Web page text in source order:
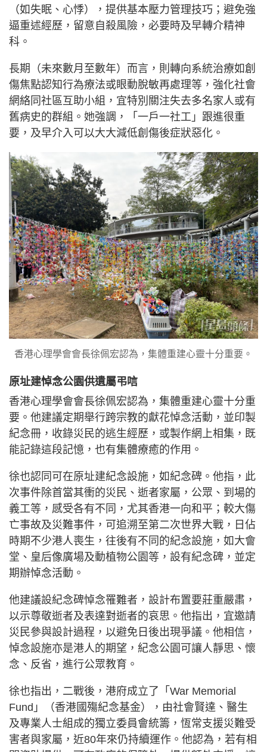
（如失眠、心悸），提供基本壓力管理技巧；避免強
逼重述經歷，留意自殺風險，必要時及早轉介精神
科。
長期（未來數月至數年）而言，則轉向系統治療如創
傷焦點認知行為療法或眼動脫敏再處理等，強化社會
網絡同社區互助小組，宜特別關注失去多名家人或有
舊病史的群組。她強調，「一戶一社工」跟進很重
要，及早介入可以大大減低創傷後症狀惡化。
香港心理學會會長徐佩宏認為，集體重建心靈十分重要。
原址建悼念公園供遺屬弔唁
香港心理學會會長徐佩宏認為，集體重建心靈十分重
要。他建議定期舉行跨宗教的獻花悼念活動，並印製
紀念冊，收錄災民的逃生經歷，或製作網上相集，既
能記錄這段記憶，也有集體療癒的作用。
徐也認同可在原址建紀念設施，如紀念碑。他指，此
次事件除首當其衝的災民、逝者家屬，公眾、到場的
義工等，感受各有不同，尤其香港一向和平；較大傷
亡事故及災難事件，可追溯至第二次世界大戰，日佔
時期不少港人喪生，往後有不同的紀念設施，如大會
堂、皇后像廣場及動植物公園等，設有紀念碑，並定
期辦悼念活動。
他建議設紀念碑悼念罹難者，設計布置要莊重嚴肅，
以示尊敬逝者及表達對逝者的哀思。他指出，宜邀請
災民參與設計過程，以避免日後出現爭議。他相信，
悼念設施亦是港人的期望，紀念公園可讓人靜思、懷
念、反省，進行公眾教育。
徐也指出，二戰後，港府成立了「War Memorial
Fund」（香港國殤紀念基金），由社會賢達、醫生
及專業人士組成的獨立委員會統籌，恆常支援災難受
害者與家屬，近80年來仍持續運作。他認為，若有相